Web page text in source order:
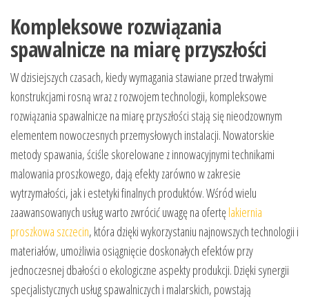
Kompleksowe rozwiązania
spawalnicze na miarę przyszłości
W dzisiejszych czasach, kiedy wymagania stawiane przed trwałymi
konstrukcjami rosną wraz z rozwojem technologii, kompleksowe
rozwiązania spawalnicze na miarę przyszłości stają się nieodzownym
elementem nowoczesnych przemysłowych instalacji. Nowatorskie
metody spawania, ściśle skorelowane z innowacyjnymi technikami
malowania proszkowego, dają efekty zarówno w zakresie
wytrzymałości, jak i estetyki finalnych produktów. Wśród wielu
zaawansowanych usług warto zwrócić uwagę na ofertęlakiernia
proszkowa szczecin, która dzięki wykorzystaniu najnowszych technologii i
materiałów, umożliwia osiągnięcie doskonałych efektów przy
jednoczesnej dbałości o ekologiczne aspekty produkcji. Dzięki synergii
specjalistycznych usług spawalniczych i malarskich, powstają